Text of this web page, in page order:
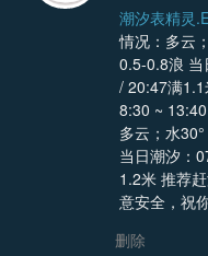
潮汐表精灵
情况：多云
0.5-0.8浪
/ 20:47满
8:30 ~ 13:40 (优) 大亚湾[2026-8-
多云；水
当日潮汐：
1.2米 推荐
意安全，祝
删除